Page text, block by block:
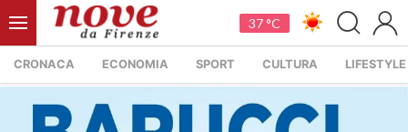
37 °C
CRONACA ECONOMIA SPORT CULTURA LIFESTYLE